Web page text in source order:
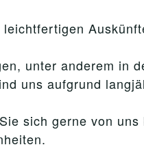
unter anderem in
uns aufgrund
sich gerne von